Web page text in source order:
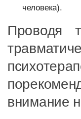
человека).
Проводя
внимание